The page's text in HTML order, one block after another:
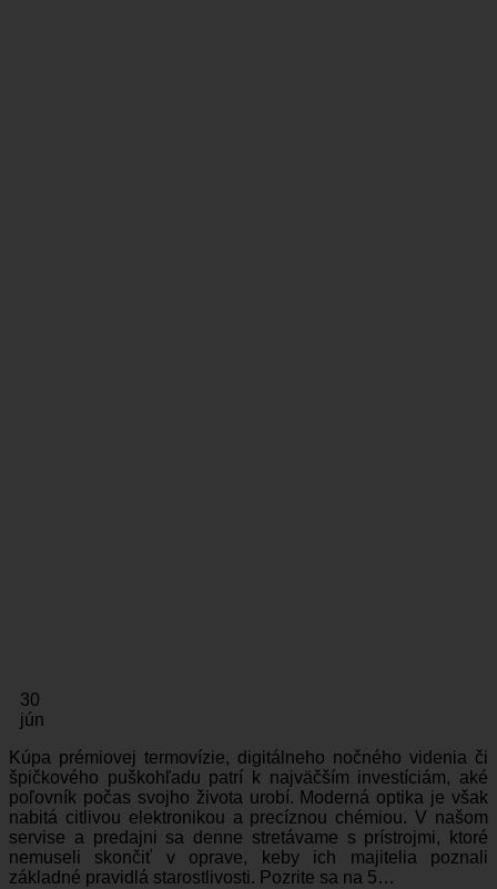
30
jún
Kúpa prémiovej termovízie, digitálneho nočného videnia či
špičkového puškohľadu patrí k najväčším investíciám, aké
poľovník počas svojho života urobí. Moderná optika je však
nabitá citlivou elektronikou a precíznou chémiou. V našom
servise a predajni sa denne stretávame s prístrojmi, ktoré
nemuseli skončiť v oprave, keby ich majitelia poznali
základné pravidlá starostlivosti. Pozrite sa na 5…